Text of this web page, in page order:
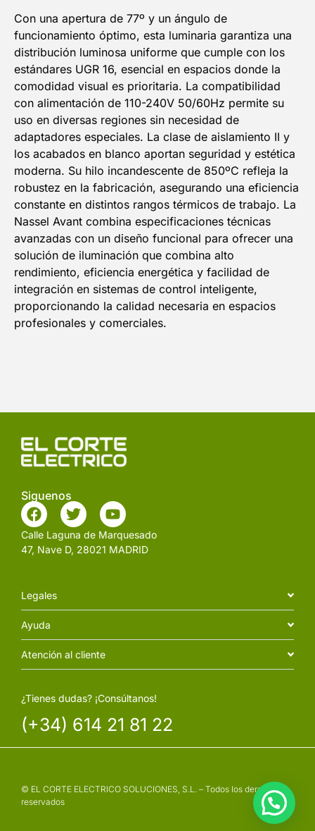
Con una apertura de 77º y un ángulo de
funcionamiento óptimo, esta luminaria garantiza una
distribución luminosa uniforme que cumple con los
estándares UGR 16, esencial en espacios donde la
comodidad visual es prioritaria. La compatibilidad
con alimentación de 110-240V 50/60Hz permite su
uso en diversas regiones sin necesidad de
adaptadores especiales. La clase de aislamiento II y
los acabados en blanco aportan seguridad y estética
moderna. Su hilo incandescente de 850ºC refleja la
robustez en la fabricación, asegurando una eficiencia
constante en distintos rangos térmicos de trabajo. La
Nassel Avant combina especificaciones técnicas
avanzadas con un diseño funcional para ofrecer una
solución de iluminación que combina alto
rendimiento, eficiencia energética y facilidad de
integración en sistemas de control inteligente,
proporcionando la calidad necesaria en espacios
profesionales y comerciales.
Siguenos
Calle Laguna de Marquesado
47, Nave D, 28021 MADRID
Legales
Ayuda
Atención al cliente
¿Tienes dudas? ¡Consúltanos!
(+34) 614 21 81 22
© EL CORTE ELECTRICO SOLUCIONES, S.L. – Todos los derechos
reservados